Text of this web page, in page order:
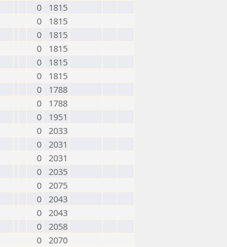
0
1815
0
1815
0
1815
0
1815
0
1815
0
1815
0
1788
0
1788
0
1951
0 2033
0 2031
0 2031
0 2035
0 2075
0 2043
0 2043
0 2058
0 2070